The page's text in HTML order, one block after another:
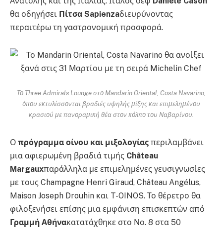
θα οδηγήσει Πίτσα Sapienzaδιευρύνοντας
περαιτέρω τη γαστρονομική προσφορά.
Το Three Admirals Lounge στο Mandarin Oriental, Costa Navarino,
όπου εκτυλίσσονται βραδιές υψηλής μίξης και επιμελημένου
κρασιού με πανοραμική θέα στον κόλπο του Ναβαρίνου.
Ο πρόγραμμα οίνου και μιξολογίας περιλαμβάνει
μια αφιερωμένη βραδιά τιμής Château
Margauxπαράλληλα με επιμελημένες γευσιγνωσίες
με τους Champagne Henri Giraud, Château Angélus,
Maison Joseph Drouhin και T-OINOS. Το θέρετρο θα
φιλοξενήσει επίσης μια εμφάνιση επισκεπτών από
Γραμμή Αθήνακατατάχθηκε στο Νο. 8 στα 50